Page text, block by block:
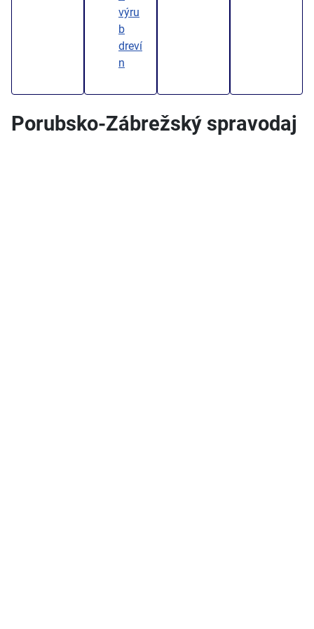
výru
b
dreví
n
Porubsko-Zábrežský spravodaj